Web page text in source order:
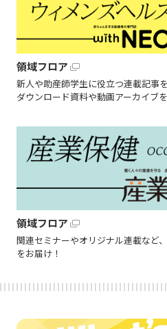
領域フロア
新人や助産師学生に役立つ連載記事
ダウンロード資料や動画アーカイブ
領域フロア
関連セミナーやオリジナル連載など
をお届け！